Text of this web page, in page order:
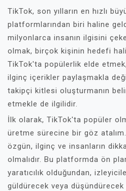
TikTok, son yılların en hızlı
platformlarından biri haline
milyonlarca insanın ilgisini
olmak, birçok kişinin hedefi
TikTok'ta popülerlik elde
ilginç içerikler paylaşmakla
takipçi kitlesi oluşturmanın
etmekle de ilgilidir.
İlk olarak, TikTok'ta popüler
üretme sürecine bir göz
özgün, ilginç ve insanların
olmalıdır. Bu platformda ön
yaratıcılık olduğundan,
güldürecek veya